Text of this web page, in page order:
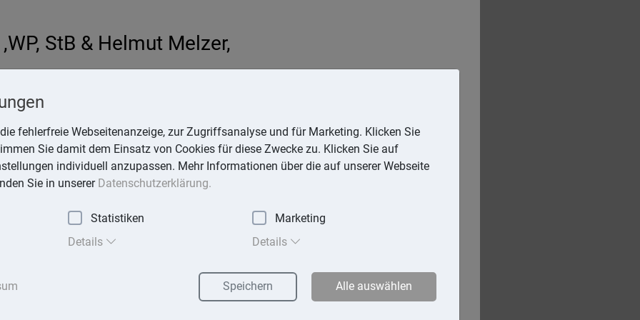
StB & Helmut Melzer,
online.de
fehlerfreie Webseitenanzeige, zur Zugriffsanalyse und für Marketing. Klicken Sie
Sie damit dem Einsatz von Cookies für diese Zwecke zu. Klicken Sie auf
individuell anzupassen. Mehr Informationen über die auf unserer Webseite
Sie in unserer Datenschutzerklärung.
Statistiken
Marketing
Details Details
Speichern Alle auswählen